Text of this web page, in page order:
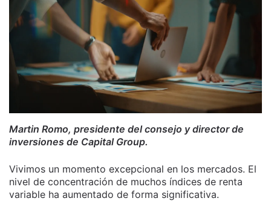
Martin Romo, presidente del consejo y director de
inversiones de Capital Group.
Vivimos un momento excepcional en los mercados. El
nivel de concentración de muchos índices de renta
variable ha aumentado de forma significativa.